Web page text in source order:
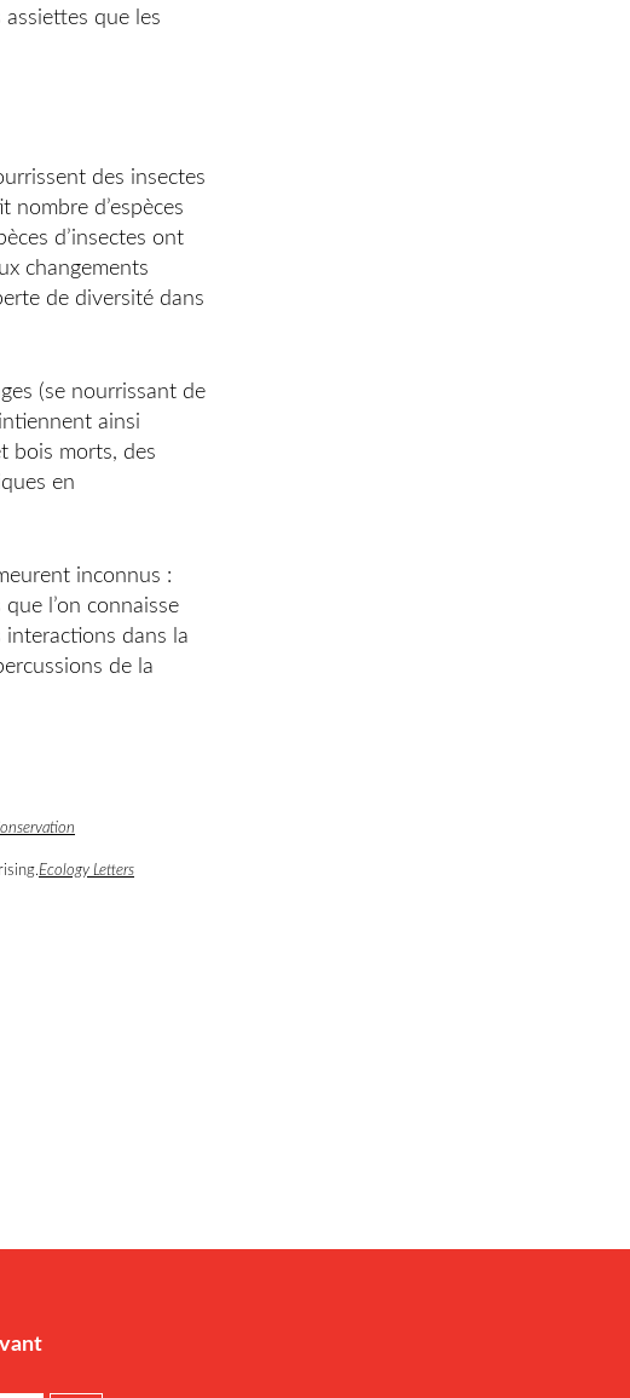
que les
des insectes
d’espèces
d’insectes ont
changements
de diversité dans
(se nourrissant de
ainsi
bois morts, des
en
inconnus :
l’on connaisse
interactions dans la
de la
Ecology Letters